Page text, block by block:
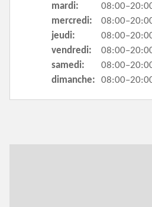
mardi:
mercredi:
jeudi:
vendredi:
samedi:
dimanche: